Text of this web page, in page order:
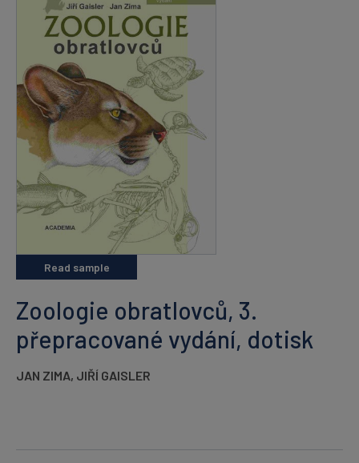
Zoologie obratlovců, 3.
přepracované vydání, dotisk
JAN ZIMA, JIŘÍ GAISLER
Read sample